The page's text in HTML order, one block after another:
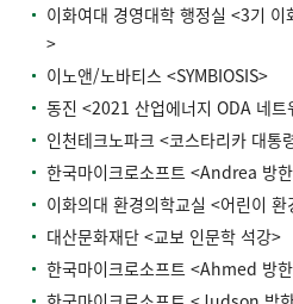
이화여대 경영대학 행정실 <3기
>
이노앤/노바티스 <SYMBIOSIS>
동진 <2021 산업에너지 ODA 네트
인천테크노파크 <코스타리카 대통
한국마이크로소프트 <Andrea 방
이화의대 환경의학교실 <어린이
대산문화재단 <교보 인문학 석강>
한국마이크로소프트 <Ahmed 방